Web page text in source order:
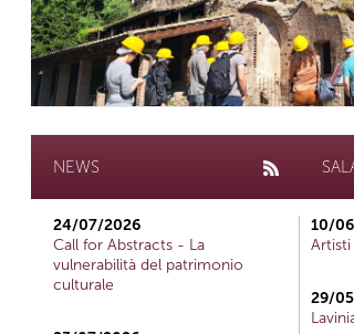
NEWS
24/07/2026
Call for Abstracts - La
vulnerabilità del patrimonio
culturale
10/
Artisti
29/